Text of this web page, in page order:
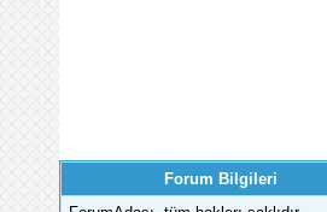
Forum Bilgileri